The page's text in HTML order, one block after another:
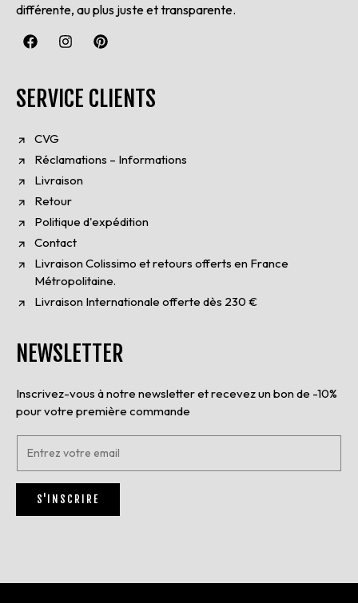
différente, au plus juste et transparente.
SERVICE CLIENTS
CVG
Réclamations – Informations
Livraison
Retour
Politique d'expédition
Contact
Livraison Colissimo et retours offerts en France
Métropolitaine.
Livraison Internationale offerte dès 230 €
NEWSLETTER
Inscrivez-vous à notre newsletter et recevez un bon de -10%
pour votre première commande
E
t
r
z
S'INSCRIRE